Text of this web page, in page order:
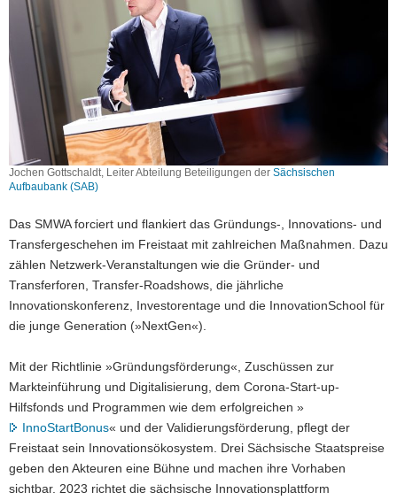
Jochen Gottschaldt, Leiter Abteilung Beteiligungen der Sächsischen
Aufbaubank (SAB)
Das SMWA forciert und flankiert das Gründungs-, Innovations- und
Transfergeschehen im Freistaat mit zahlreichen Maßnahmen. Dazu
zählen Netzwerk-Veranstaltungen wie die Gründer- und
Transferforen, Transfer-Roadshows, die jährliche
Innovationskonferenz, Investorentage und die InnovationSchool für
die junge Generation (»NextGen«).
Mit der Richtlinie »Gründungsförderung«, Zuschüssen zur
Markteinführung und Digitalisierung, dem Corona-Start-up-
Hilfsfonds und Programmen wie dem erfolgreichen »
InnoStartBonus« und der Validierungsförderung, pflegt der
Freistaat sein Innovationsökosystem. Drei Sächsische Staatspreise
geben den Akteuren eine Bühne und machen ihre Vorhaben
sichtbar. 2023 richtet die sächsische Innovationsplattform